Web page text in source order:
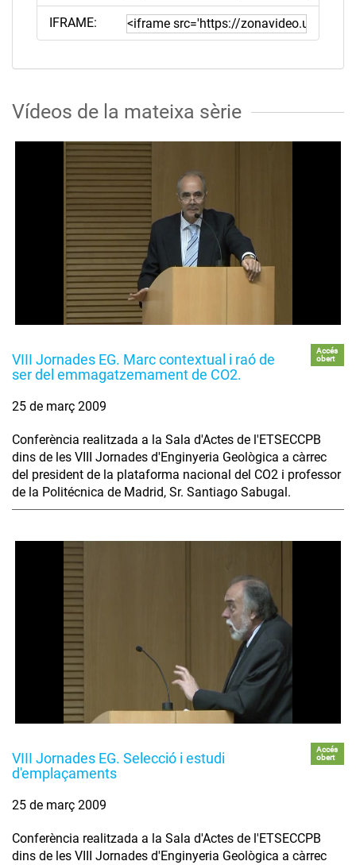
IFRAME:
Vídeos de la mateixa sèrie
VIII Jornades EG. Marc contextual i raó de
ser del emmagatzemament de CO2.
Accés
obert
25 de març 2009
Conferència realitzada a la Sala d'Actes de l'ETSECCPB
dins de les VIII Jornades d'Enginyeria Geològica a càrrec
del president de la plataforma nacional del CO2 i professor
de la Politécnica de Madrid, Sr. Santiago Sabugal.
VIII Jornades EG. Selecció i estudi
d'emplaçaments
Accés
obert
25 de març 2009
Conferència realitzada a la Sala d'Actes de l'ETSECCPB
dins de les VIII Jornades d'Enginyeria Geològica a càrrec